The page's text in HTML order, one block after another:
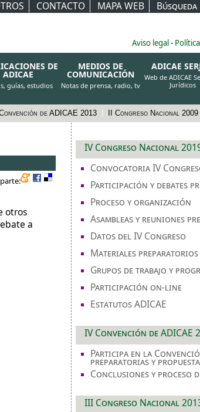
CONTACTO MAPA WEB Búsqueda
Aviso legal-
Convención de ADICAE 2013 II Congreso Nacional 2009
DE
ADICAE
guías, estudios
MEDIOS DE
COMUNICACIÓN
Notas de prensa, radio, tv
ADICAE
Web de ADICAE
Jurídicos
otros
a
IV Congreso Nacional
Convocatoria IV
Participación y debates
Proceso y organización
Asambleas y reuniones
Datos del IV Congreso
Materiales preparatorios
Grupos de trabajo y
Participación on-line
Estatutos ADICAE
IV Convención de ADICAE
Participa en la
preparatorias y
Conclusiones y proceso
III Congreso Nacional